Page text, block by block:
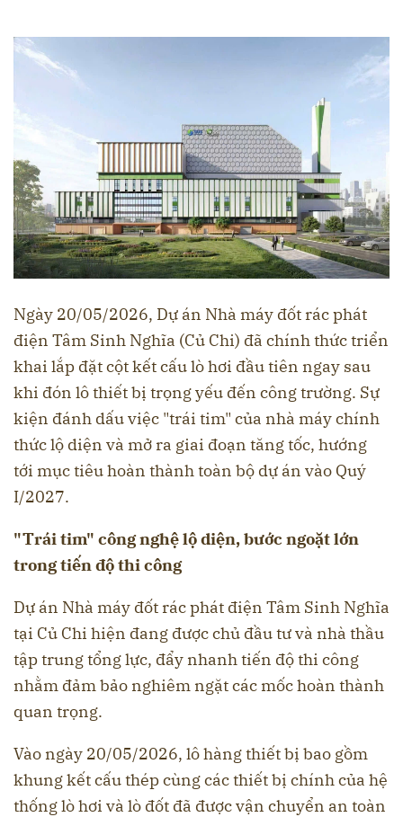
Ngày 20/05/2026, Dự án Nhà máy đốt rác phát
điện Tâm Sinh Nghĩa (Củ Chi) đã chính thức triển
khai lắp đặt cột kết cấu lò hơi đầu tiên ngay sau
khi đón lô thiết bị trọng yếu đến công trường. Sự
kiện đánh dấu việc "trái tim" của nhà máy chính
thức lộ diện và mở ra giai đoạn tăng tốc, hướng
tới mục tiêu hoàn thành toàn bộ dự án vào Quý
I/2027.
"Trái tim" công nghệ lộ diện, bước ngoặt lớn
trong tiến độ thi công
Dự án Nhà máy đốt rác phát điện Tâm Sinh Nghĩa
tại Củ Chi hiện đang được chủ đầu tư và nhà thầu
tập trung tổng lực, đẩy nhanh tiến độ thi công
nhằm đảm bảo nghiêm ngặt các mốc hoàn thành
quan trọng.
Vào ngày 20/05/2026, lô hàng thiết bị bao gồm
khung kết cấu thép cùng các thiết bị chính của hệ
thống lò hơi và lò đốt đã được vận chuyển an toàn